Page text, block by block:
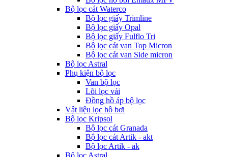
Bộ lọc cát Waterco
Bộ lọc giấy Trimline
Bộ lọc giấy Opal
Bộ lọc giấy Fulflo Tri
Bộ lọc cát van Top Micron
Bộ lọc cát van Side micron
Bộ lọc Astral
Phụ kiện bộ lọc
Van bộ lọc
Lõi lọc vải
Đồng hồ áp bộ lọc
Vật liệu lọc hồ bơi
Bộ lọc Kripsol
Bộ lọc cát Granada
Bộ lọc cát Artik - akt
Bộ lọc Artik - ak
Bộ lọc Astral